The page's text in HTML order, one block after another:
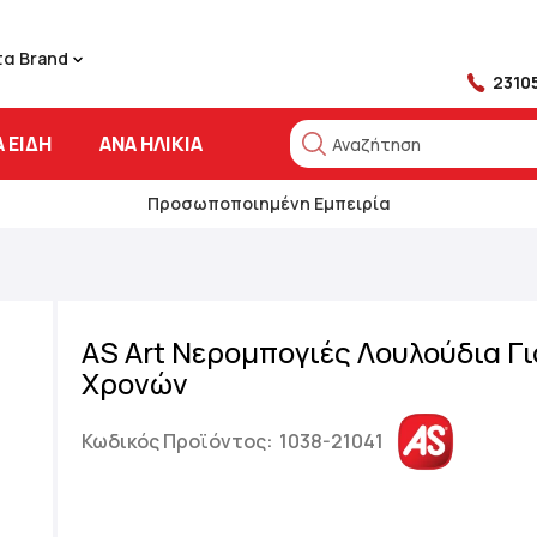
Brand
ΕΊΔΗ ΑΝΆ ΗΛΙΚΊΑ
Αναζήτηση
Αναζήτηση
Προσωποποιημένη Εμπειρία
AS Art Νερομπογιές Λουλούδια
Χρονών
Κωδικός Προϊόντος: 1038-21041